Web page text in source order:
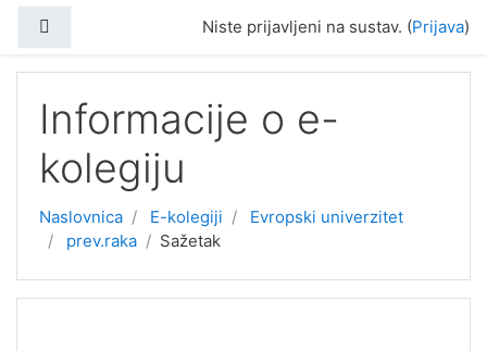
Niste prijavljeni na sustav. (Prijava)
Informacije o e-
kolegiju
Naslovnica E-kolegiji
Evropski univerzitet
prev.raka
Sažetak